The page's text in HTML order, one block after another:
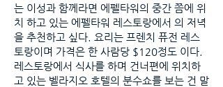
는 이성과 함께라면 에펠타워의 중간 쯤에 위
치 하고 있는 에펠타워 레스토랑에서 의 저녁
을 추천하고 싶다. 요리는 프렌치 퓨전 레스
토랑이며 가격은 한 사람당 $120정도 이다.
레스토랑에서 식사를 하며 건너편에 위치하
고 있는 벨라지오 호텔의 분수쇼를 보는 건 말